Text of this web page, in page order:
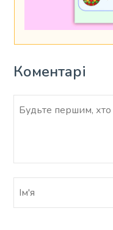
Коментарі